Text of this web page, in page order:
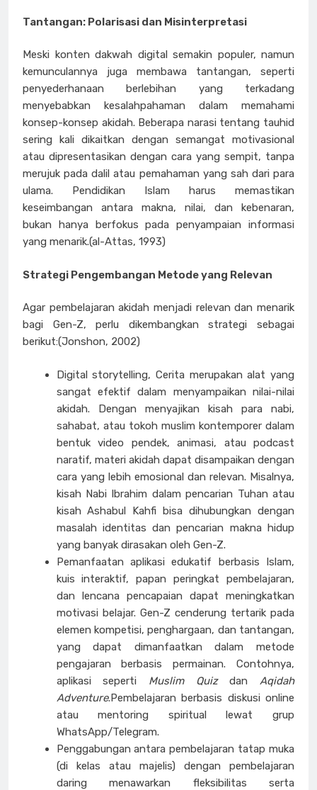
Tantangan: Polarisasi dan Misinterpretasi
Meski konten dakwah digital semakin populer, namun
kemunculannya juga membawa tantangan, seperti
penyederhanaan berlebihan yang terkadang
menyebabkan kesalahpahaman dalam memahami
konsep-konsep akidah. Beberapa narasi tentang tauhid
sering kali dikaitkan dengan semangat motivasional
atau dipresentasikan dengan cara yang sempit, tanpa
merujuk pada dalil atau pemahaman yang sah dari para
ulama. Pendidikan Islam harus memastikan
keseimbangan antara makna, nilai, dan kebenaran,
bukan hanya berfokus pada penyampaian informasi
yang menarik.(al-Attas, 1993)
Strategi Pengembangan Metode yang Relevan
Agar pembelajaran akidah menjadi relevan dan menarik
bagi Gen-Z, perlu dikembangkan strategi sebagai
berikut:(Jonshon, 2002)
Digital storytelling, Cerita merupakan alat yang
sangat efektif dalam menyampaikan nilai-nilai
akidah. Dengan menyajikan kisah para nabi,
sahabat, atau tokoh muslim kontemporer dalam
bentuk video pendek, animasi, atau podcast
naratif, materi akidah dapat disampaikan dengan
cara yang lebih emosional dan relevan. Misalnya,
kisah Nabi Ibrahim dalam pencarian Tuhan atau
kisah Ashabul Kahfi bisa dihubungkan dengan
masalah identitas dan pencarian makna hidup
yang banyak dirasakan oleh Gen-Z.
Pemanfaatan aplikasi edukatif berbasis Islam,
kuis interaktif, papan peringkat pembelajaran,
dan lencana pencapaian dapat meningkatkan
motivasi belajar. Gen-Z cenderung tertarik pada
elemen kompetisi, penghargaan, dan tantangan,
yang dapat dimanfaatkan dalam metode
pengajaran berbasis permainan. Contohnya,
aplikasi seperti Muslim QuizdanAqidah
Adventure.Pembelajaran berbasis diskusi online
atau mentoring spiritual lewat grup
WhatsApp/Telegram.
Penggabungan antara pembelajaran tatap muka
(di kelas atau majelis) dengan pembelajaran
daring menawarkan fleksibilitas serta